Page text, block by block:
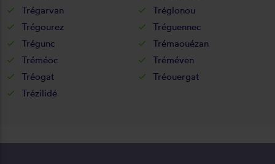
Trégarvan
Tréglonou
Trégourez
Tréguennec
Trégunc
Trémaouézan
Tréméoc
Tréméven
Tréogat
Tréouergat
Trézilidé